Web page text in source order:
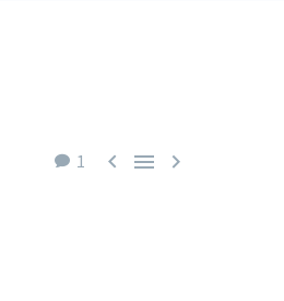
1   